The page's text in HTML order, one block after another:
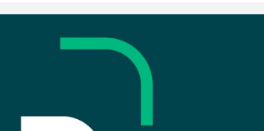
Côte d'Ivoire : Après
réussi du 66e